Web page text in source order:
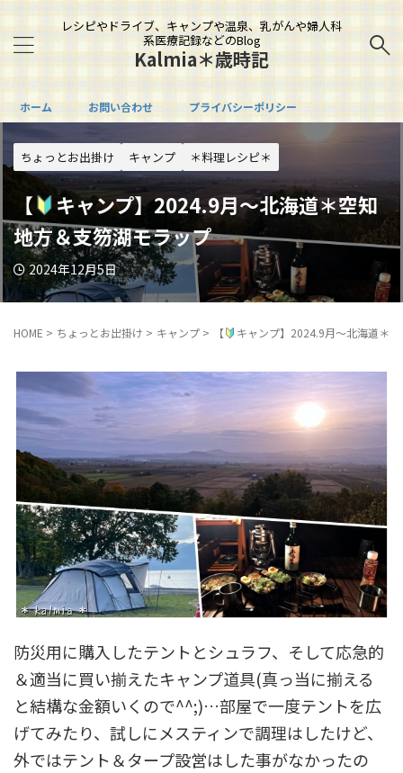
レシピやドライブ、キャンプや温泉、乳がんや婦人科
系医療記録などのBlog
Kalmia＊歳時記
ホーム お問い合わせ プライバシーポリシー
ちょっとお出掛け キャンプ ＊料理レシピ＊
【
キャンプ】2024.9月～北海道＊空知
地方＆支笏湖モラップ
2024年12月5日
HOME > ちょっとお出掛け > キャンプ > 【 キャンプ】2024.9月～北海道＊
防災用に購入したテントとシュラフ、そして応急的
＆適当に買い揃えたキャンプ道具(真っ当に揃える
と結構な金額いくので^^;)…部屋で一度テントを広
げてみたり、試しにメスティンで調理はしたけど、
外ではテント＆タープ設営はした事がなかったの